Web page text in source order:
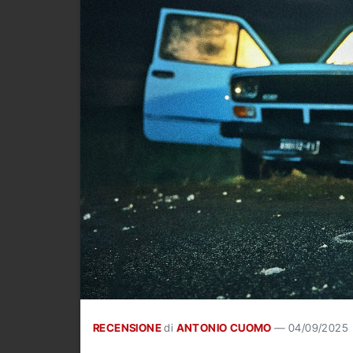
RECENSIONE di ANTONIO CUOMO —04/09/2025